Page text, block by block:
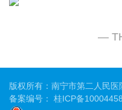
版权所有：南宁市第二人民医
备案编号：
桂ICP备